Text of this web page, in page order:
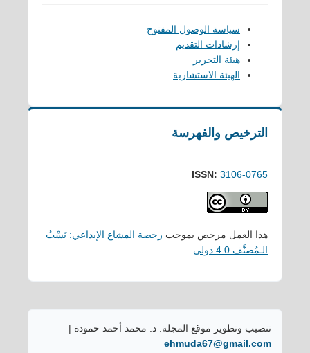
سياسة الوصول المفتوح
إرشادات التقديم
هيئة التحرير
الهيئة الاستشارية
الترخيص والفهرسة
ISSN: 3106-0765
هذا العمل مرخص بموجب رخصة المشاع الإبداعي: نَسْبُ
الـمُصنَّف 4.0 دولي
تنصيب وتطوير موقع المجلة: د. محمد أحمد حمودة |
ehmuda67@gmail.com